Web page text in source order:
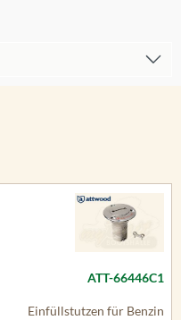
ATT-66446C1
Einfüllstutzen für Benzin